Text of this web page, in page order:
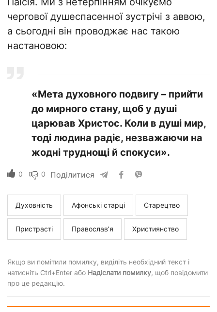
чергової душеспасенної зустрічі з аввою,
а сьогодні він проводжає нас такою
настановою:
«Мета духовного подвигу – прийти
до мирного стану, щоб у душі
царював Христос. Коли в душі мир,
тоді людина радіє, незважаючи на
жодні труднощі й спокуси».
0 0 Поділитися
Духовність Афонські старці Старецтво
Пристрасті Православ’я Християнство
Якщо ви помітили помилку, виділіть необхідний текст і
натисніть Ctrl+Enter або Надіслати помилку, щоб повідомити
про це редакцію.